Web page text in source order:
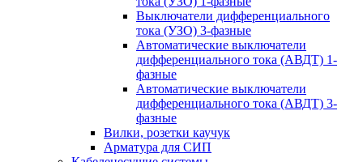
Выключатели дифференциального
тока (УЗО) 3-фазные
Автоматические выключатели
дифференциального тока (АВДТ) 1-
фазные
Автоматические выключатели
дифференциального тока (АВДТ) 3-
фазные
Вилки, розетки каучук
Арматура для СИП